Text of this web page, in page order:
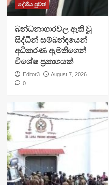
දේශීය පුවත්
බන්ධනාගාරවල ඇති වූ
සිද්ධීන් සම්බන්ඳයෙන්
අධිකරණ ඇමතිගෙන්
විශේෂ ප්‍රකාශයක්
Editor3
August 7, 2026
0